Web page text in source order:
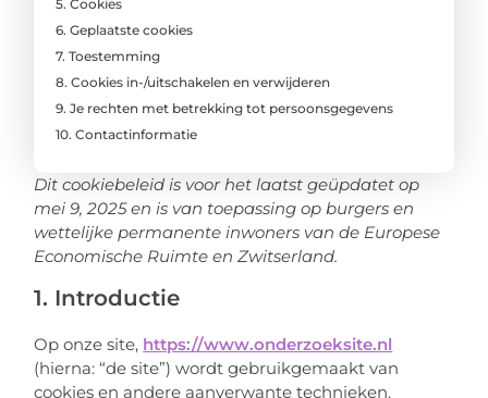
Dit cookiebeleid is voor het laatst geüpdatet op
mei 9, 2025 en is van toepassing op burgers en
wettelijke permanente inwoners van de Europese
Economische Ruimte en Zwitserland.
1. Introductie
Op onze site, https://www.onderzoeksite.nl
(hierna: “de site”) wordt gebruikgemaakt van
cookies en andere aanverwante technieken.
5. Cookies
6. Geplaatste cookies
7. Toestemming
8. Cookies in-/uitschakelen en verwijderen
9. Je rechten met betrekking tot persoonsgegevens
10. Contactinformatie